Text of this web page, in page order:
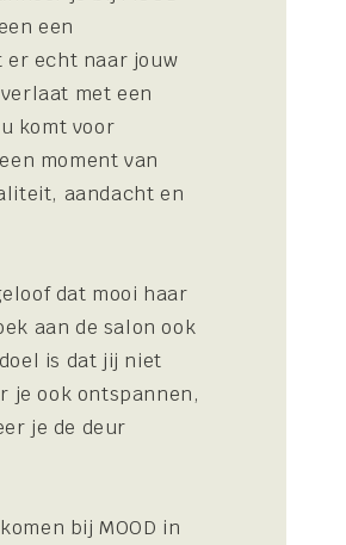
een
echt naar jouw
met een
komt voor
moment van
aandacht en
dat mooi haar
aan de salon ook
is dat jij niet
je ook ontspannen,
je de deur
bij MOOD in